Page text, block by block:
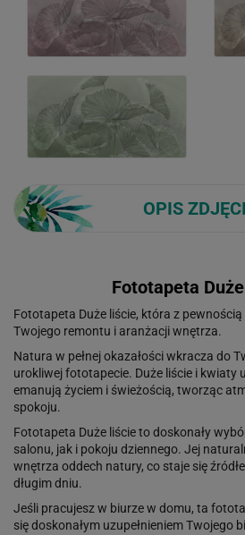
OPIS
Fototapeta
Fototapeta Duże liście, która z
Twojego remontu i aranżacji wnętrza.
Natura w pełnej okazałości wkracza do
urokliwej fototapecie. Duże liście i kwiaty
emanują życiem i świeżością, tworząc
spokoju.
Fototapeta Duże liście to doskonały
salonu, jak i pokoju dziennego. Jej
wnętrza oddech natury, co staje się
długim dniu.
Jeśli pracujesz w biurze w domu, ta
się doskonałym uzupełnieniem Twojego